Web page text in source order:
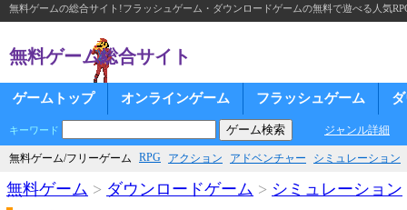
無料ゲームの総合サイト!フラッシュゲーム・ダウンロードゲームの無料で遊べる人気
無料ゲーム総合サイト
ゲームトップ オンラインゲーム フラッシュゲーム
キーワード ジャンル詳細
無料ゲーム/フリーゲーム RPG アクション アドベンチャー シミュレーション
無料ゲーム > ダウンロードゲーム > シミュレーション